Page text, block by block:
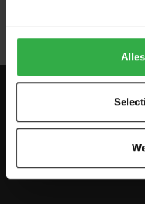
Meld je aan voor
Blijf op de hoogte van onze